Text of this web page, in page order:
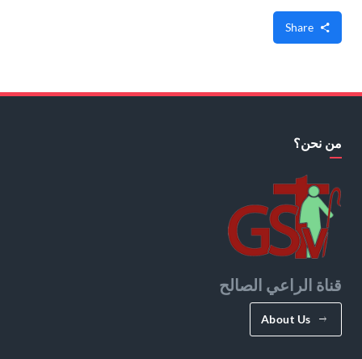
من نحن؟
قناة الراعي الصالح
About Us